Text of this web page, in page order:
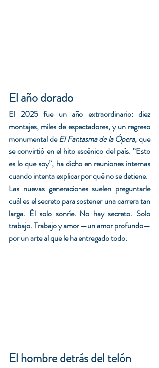
El año dorado
El 2025 fue un año extraordinario: diez
montajes, miles de espectadores, y un regreso
monumental de El Fantasma de la Ópera, que
se convirtió en el hito escénico del país. “Esto
es lo que soy”, ha dicho en reuniones internas
cuando intenta explicar por qué no se detiene.
Las nuevas generaciones suelen preguntarle
cuál es el secreto para sostener una carrera tan
larga. Él solo sonríe. No hay secreto. Solo
trabajo. Trabajo y amor —un amor profundo—
por un arte al que le ha entregado todo.
El hombre detrás del telón